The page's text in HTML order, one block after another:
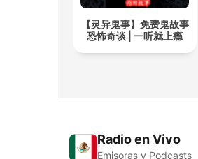
【灵异鬼事】免费鬼故事
恐怖奇谈 | 一听就上瘾
Radio en Vivo
Emisoras y Podcasts